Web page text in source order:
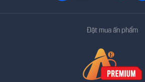
Đặt mua ấn phẩm